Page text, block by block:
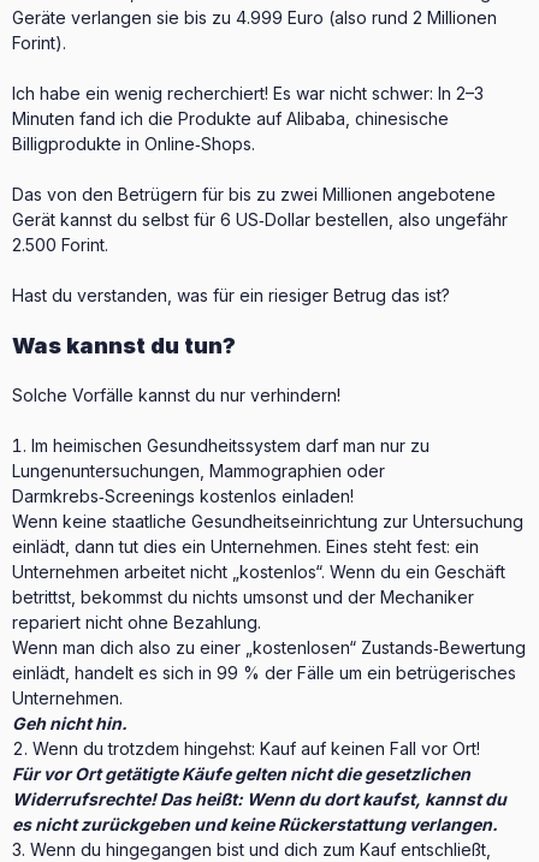
Geräte verlangen sie bis zu 4.999 Euro (also rund 2 Millionen
Forint).
Ich habe ein wenig recherchiert! Es war nicht schwer: In 2–3
Minuten fand ich die Produkte auf Alibaba, chinesische
Billigprodukte in Online‑Shops.
Das von den Betrügern für bis zu zwei Millionen angebotene
Gerät kannst du selbst für 6 US‑Dollar bestellen, also ungefähr
2.500 Forint.
Hast du verstanden, was für ein riesiger Betrug das ist?
Was kannst du tun?
Solche Vorfälle kannst du nur verhindern!
Im heimischen Gesundheitssystem darf man nur zu
Lungenuntersuchungen, Mammographien oder
Darmkrebs‑Screenings kostenlos einladen!
Wenn keine staatliche Gesundheitseinrichtung zur Untersuchung
einlädt, dann tut dies ein Unternehmen. Eines steht fest: ein
Unternehmen arbeitet nicht „kostenlos“. Wenn du ein Geschäft
betrittst, bekommst du nichts umsonst und der Mechaniker
repariert nicht ohne Bezahlung.
Wenn man dich also zu einer „kostenlosen“ Zustands‑Bewertung
einlädt, handelt es sich in 99 % der Fälle um ein betrügerisches
Unternehmen.
Geh nicht hin.
Wenn du trotzdem hingehst: Kauf auf keinen Fall vor Ort!
Für vor Ort getätigte Käufe gelten nicht die gesetzlichen
Widerrufsrechte! Das heißt: Wenn du dort kaufst, kannst du
es nicht zurückgeben und keine Rückerstattung verlangen.
Wenn du hingegangen bist und dich zum Kauf entschließt,